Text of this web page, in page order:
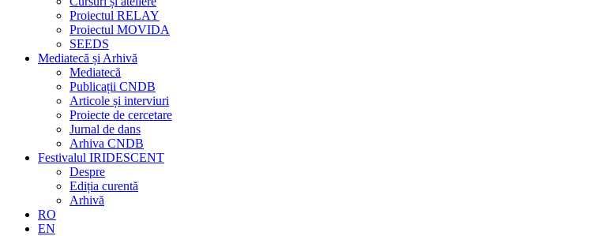
Proiectul RELAY
Proiectul MOVIDA
SEEDS
Mediatecă și Arhivă
Mediatecă
Publicații CNDB
Articole și interviuri
Proiecte de cercetare
Jurnal de dans
Arhiva CNDB
Festivalul IRIDESCENT
Despre
Ediția curentă
Arhivă
RO
EN